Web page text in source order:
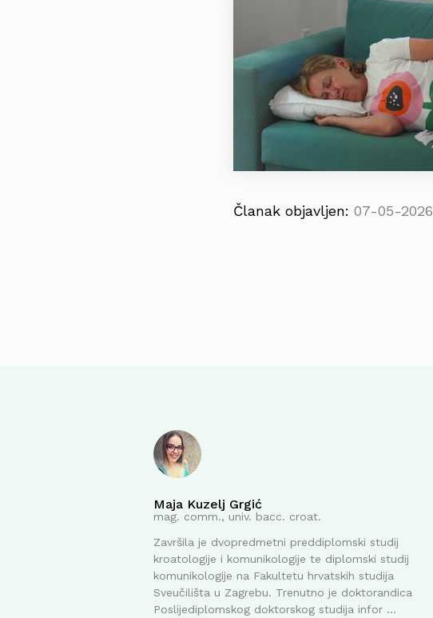
Članak objavljen: 07-05-2026
Maja Kuzelj Grgić
mag. comm., univ. bacc. croat.
Završila je dvopredmetni preddiplomski studij
kroatologije i komunikologije te diplomski studij
komunikologije na Fakultetu hrvatskih studija
Sveučilišta u Zagrebu. Trenutno je doktorandica
Poslijediplomskog doktorskog studija infor ...